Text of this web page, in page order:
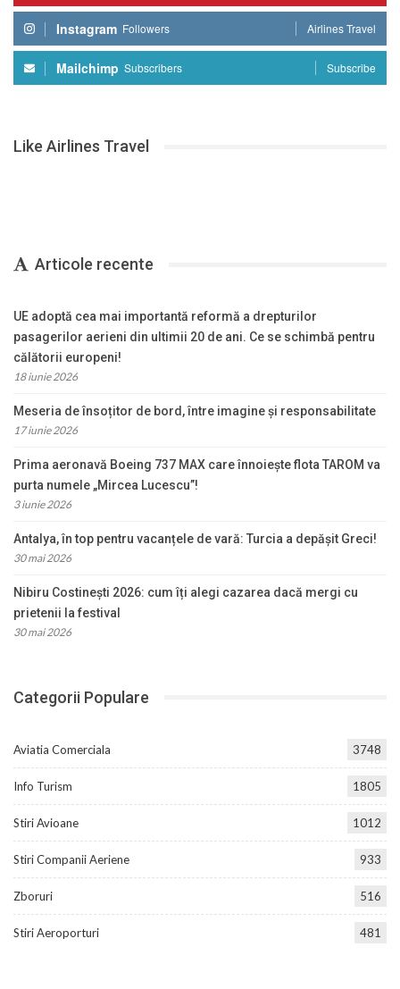
Instagram Followers Airlines Travel
Mailchimp Subscribers Subscribe
Like Airlines Travel
Articole recente
UE adoptă cea mai importantă reformă a drepturilor
pasagerilor aerieni din ultimii 20 de ani. Ce se schimbă pentru
călătorii europeni!
18 iunie 2026
Meseria de însoțitor de bord, între imagine și responsabilitate
17 iunie 2026
Prima aeronavă Boeing 737 MAX care înnoiește flota TAROM va
purta numele „Mircea Lucescu”!
3 iunie 2026
Antalya, în top pentru vacanțele de vară: Turcia a depășit Greci!
30 mai 2026
Nibiru Costinești 2026: cum îți alegi cazarea dacă mergi cu
prietenii la festival
30 mai 2026
Categorii Populare
Aviatia Comerciala 3748
Info Turism 1805
Stiri Avioane 1012
Stiri Companii Aeriene 933
Zboruri 516
Stiri Aeroporturi 481